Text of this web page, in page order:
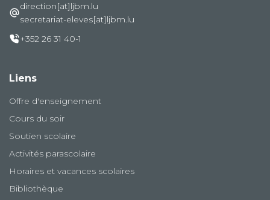
direction[at]ljbm.lu
secretariat-eleves[at]ljbm.lu
+352 26 31 40-1
Liens
Offre d'enseignement
Cours du soir
Soutien scolaire
Activités parascolaire
Horaires et vacances scolaires
Bibliothèque